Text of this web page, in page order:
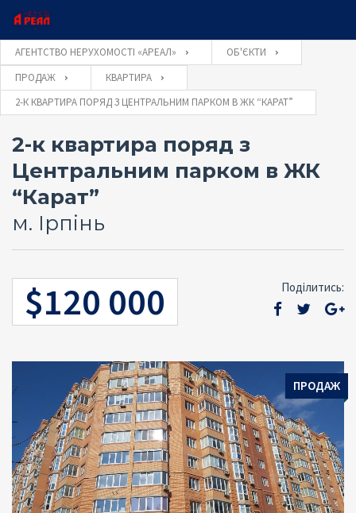
Ім'я користувача
Забули
пароль?
АГЕНТСТВО НЕРУХОМОСТІ «АРЕАЛ»
ОБ'ЄКТИ
ПРОДАЖ
КВАРТИРА
2-К КВАРТИРА ПОРЯД З ЦЕНТРАЛЬНИМ ПАРКОМ В ЖК “КАРАТ”
2-к квартира поряд з
Центральним парком в ЖК
“Карат”
м. Ірпінь
$120 000 Поділитись:
ПРОДАЖ
Закажите обратный звонок и наш консультант
Оставьте заявку и наш консультант свяжется с